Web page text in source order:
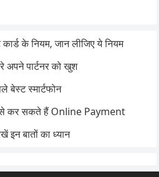
के नियम, जान लीजिए ये नियम
पार्टनर को खुश
बेस्ट स्मार्टफोन
कर सकते हैं Online Payment
बातों का ध्यान